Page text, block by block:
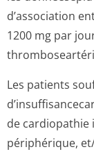
d’association
1200 mg par
Les patients
de cardiopathie
périphérique,